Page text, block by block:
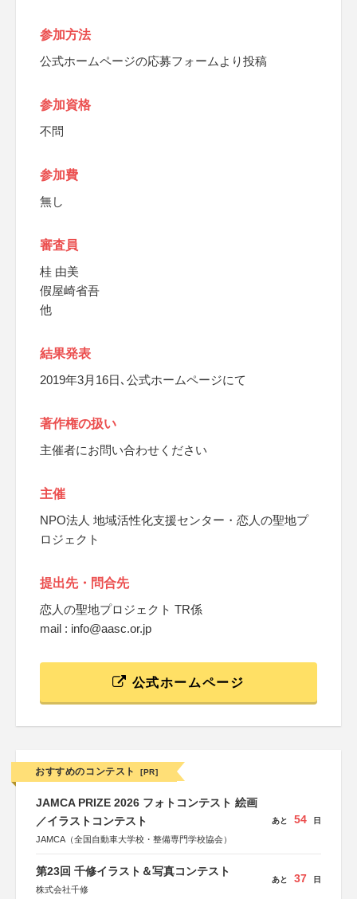
参加方法
公式ホームページの応募フォームより投稿
参加資格
不問
参加費
無し
審査員
桂 由美
假屋崎省吾
他
結果発表
2019年3月16日､公式ホームページにて
著作権の扱い
主催者にお問い合わせください
主催
NPO法人 地域活性化支援センター・恋人の聖地プ
ロジェクト
提出先・問合先
恋人の聖地プロジェクト TR係
mail : info@aasc.or.jp
公式ホームページ
おすすめのコンテスト [PR]
JAMCA PRIZE 2026 フォトコンテスト 絵画
／イラストコンテスト
JAMCA（全国自動車大学校・整備専門学校協会）
あと 54 日
第23回 千修イラスト＆写真コンテスト
株式会社千修
あと 37 日